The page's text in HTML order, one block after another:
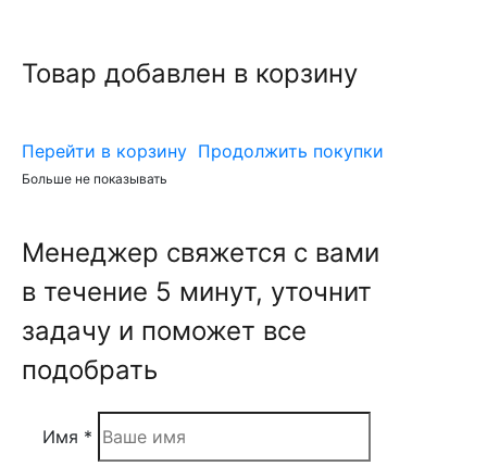
Товар добавлен в корзину
Перейти в корзину Продолжить покупки
Больше не показывать
Менеджер свяжется с вами
в течение 5 минут, уточнит
задачу и поможет все
подобрать
Имя *